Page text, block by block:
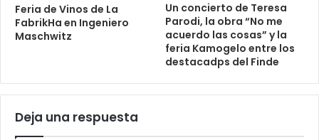
Feria de Vinos de La
FabrikHa en Ingeniero
Maschwitz
Un concierto de Teresa
Parodi, la obra “No me
acuerdo las cosas” y la
feria Kamogelo entre los
destacadps del Finde
Deja una respuesta